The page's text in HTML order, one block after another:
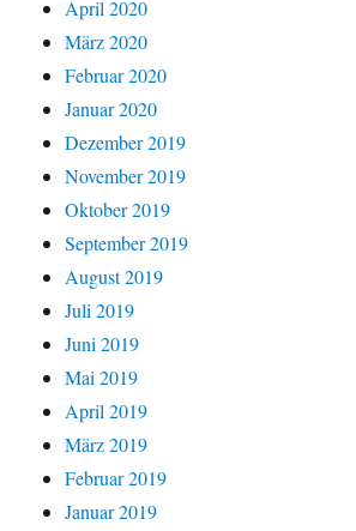
April 2020
März 2020
Februar 2020
Januar 2020
Dezember 2019
November 2019
Oktober 2019
September 2019
August 2019
Juli 2019
Juni 2019
Mai 2019
April 2019
März 2019
Februar 2019
Januar 2019